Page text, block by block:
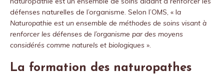
défenses naturelles de l’organisme. Selon l’OMS, « la
Naturopathie est un ensemble de méthodes de soins visant à
renforcer les défenses de l’organisme par des moyens
considérés comme naturels et biologiques ».
La formation des naturopathes